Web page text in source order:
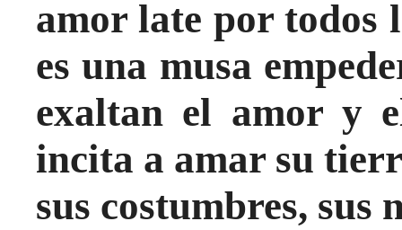
amor late por todos
es una musa
exaltan el amor y
incita a amar su
sus costumbres,